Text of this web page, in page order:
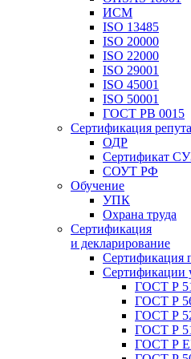
ИСМ
ISO 13485
ISO 20000
ISO 22000
ISO 29001
ISO 45001
ISO 50001
ГОСТ РВ 0015
Сертификация
ОДР
Сертификат
СОУТ РФ
Обучение
УПК
Охрана труда
Сертификация
и декларирование
Сертификация
Сертификации
ГОСТ Р
ГОСТ Р
ГОСТ Р
ГОСТ Р
ГОСТ Р